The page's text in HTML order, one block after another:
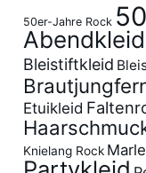
50er-Jahre Rock
Abendkleid
Bleistiftkleid
Etuikleid
Knielang Rock